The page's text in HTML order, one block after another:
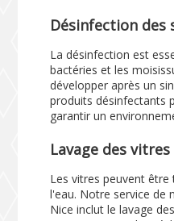
Désinfection des
La désinfection est
bactéries et les
développer après un
produits désinfectants
garantir un
Lavage des vitres
Les vitres peuvent être
l'eau. Notre service de
Nice inclut le lavage